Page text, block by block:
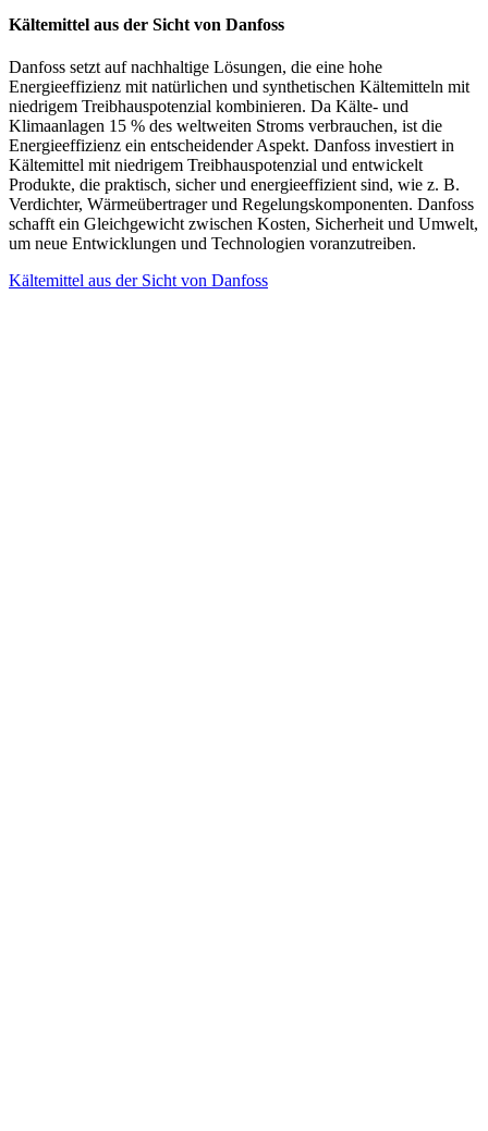
Kältemittel aus der Sicht von Danfoss
Danfoss setzt auf nachhaltige Lösungen, die eine hohe
Energieeffizienz mit natürlichen und synthetischen Kältemitteln mit
niedrigem Treibhauspotenzial kombinieren. Da Kälte- und
Klimaanlagen 15 % des weltweiten Stroms verbrauchen, ist die
Energieeffizienz ein entscheidender Aspekt. Danfoss investiert in
Kältemittel mit niedrigem Treibhauspotenzial und entwickelt
Produkte, die praktisch, sicher und energieeffizient sind, wie z. B.
Verdichter, Wärmeübertrager und Regelungskomponenten. Danfoss
schafft ein Gleichgewicht zwischen Kosten, Sicherheit und Umwelt,
um neue Entwicklungen und Technologien voranzutreiben.
Kältemittel aus der Sicht von Danfoss